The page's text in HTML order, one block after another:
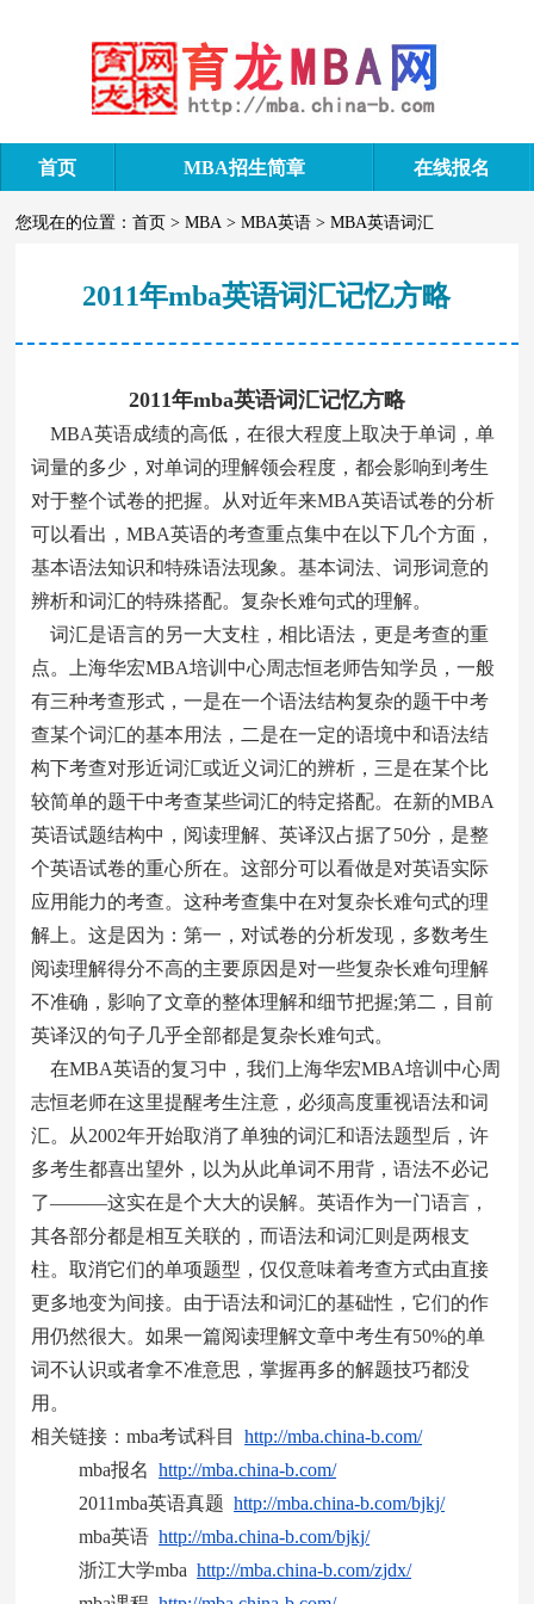
首页 MBA招生简章 在线报名
您现在的位置：首页 >MBA >MBA英语 >MBA英语词汇
2011年mba英语词汇记忆方略
2011年mba英语词汇记忆方略
MBA英语成绩的高低，在很大程度上取决于单词，单
词量的多少，对单词的理解领会程度，都会影响到考生
对于整个试卷的把握。从对近年来MBA英语试卷的分析
可以看出，MBA英语的考查重点集中在以下几个方面，
基本语法知识和特殊语法现象。基本词法、词形词意的
辨析和词汇的特殊搭配。复杂长难句式的理解。
词汇是语言的另一大支柱，相比语法，更是考查的重
点。上海华宏MBA培训中心周志恒老师告知学员，一般
有三种考查形式，一是在一个语法结构复杂的题干中考
查某个词汇的基本用法，二是在一定的语境中和语法结
构下考查对形近词汇或近义词汇的辨析，三是在某个比
较简单的题干中考查某些词汇的特定搭配。在新的MBA
英语试题结构中，阅读理解、英译汉占据了50分，是整
个英语试卷的重心所在。这部分可以看做是对英语实际
应用能力的考查。这种考查集中在对复杂长难句式的理
解上。这是因为：第一，对试卷的分析发现，多数考生
阅读理解得分不高的主要原因是对一些复杂长难句理解
不准确，影响了文章的整体理解和细节把握;第二，目前
英译汉的句子几乎全部都是复杂长难句式。
在MBA英语的复习中，我们上海华宏MBA培训中心周
志恒老师在这里提醒考生注意，必须高度重视语法和词
汇。从2002年开始取消了单独的词汇和语法题型后，许
多考生都喜出望外，以为从此单词不用背，语法不必记
了———这实在是个大大的误解。英语作为一门语言，
其各部分都是相互关联的，而语法和词汇则是两根支
柱。取消它们的单项题型，仅仅意味着考查方式由直接
更多地变为间接。由于语法和词汇的基础性，它们的作
用仍然很大。如果一篇阅读理解文章中考生有50%的单
词不认识或者拿不准意思，掌握再多的解题技巧都没
用。
相关链接：mba考试科目http://mba.china-b.com/
mba报名http://mba.china-b.com/
2011mba英语真题http://mba.china-b.com/bjkj/
mba英语http://mba.china-b.com/bjkj/
浙江大学mbahttp://mba.china-b.com/zjdx/